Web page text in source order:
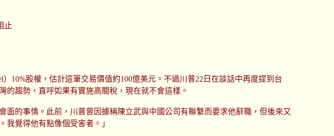
止
10%股權，估計這筆交易價值約100億美元。不過川普22日在談話中再度提到台
趨勢，直呼如果有實施高關稅，現在就不會這樣。
的事情。此前，川普曾因據稱陳立武與中國公司有聯繫而要求他辭職，但後來又
我覺得他有點像個受害者。」